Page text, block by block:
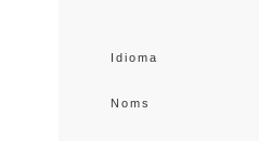
Idioma
Noms